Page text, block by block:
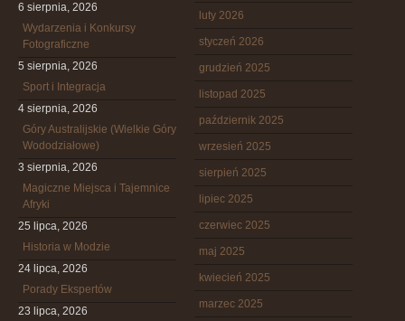
6 sierpnia, 2026
Wydarzenia i Konkursy
Fotograficzne
5 sierpnia, 2026
Sport i Integracja
4 sierpnia, 2026
Góry Australijskie (Wielkie Góry
Wododziałowe)
3 sierpnia, 2026
Magiczne Miejsca i Tajemnice
Afryki
25 lipca, 2026
Historia w Modzie
24 lipca, 2026
Porady Ekspertów
23 lipca, 2026
luty 2026
styczeń 2026
grudzień 2025
listopad 2025
październik 2025
wrzesień 2025
sierpień 2025
lipiec 2025
czerwiec 2025
maj 2025
kwiecień 2025
marzec 2025